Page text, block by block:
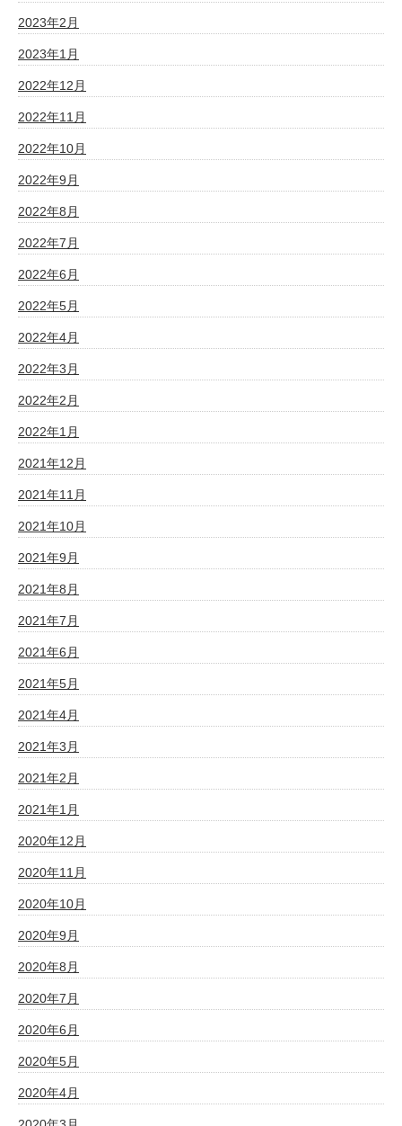
2023年2月
2023年1月
2022年12月
2022年11月
2022年10月
2022年9月
2022年8月
2022年7月
2022年6月
2022年5月
2022年4月
2022年3月
2022年2月
2022年1月
2021年12月
2021年11月
2021年10月
2021年9月
2021年8月
2021年7月
2021年6月
2021年5月
2021年4月
2021年3月
2021年2月
2021年1月
2020年12月
2020年11月
2020年10月
2020年9月
2020年8月
2020年7月
2020年6月
2020年5月
2020年4月